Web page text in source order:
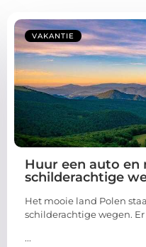
VAKANTIE
Huur een auto en
schilderachtige
Het mooie land Polen
schilderachtige wegen.
...